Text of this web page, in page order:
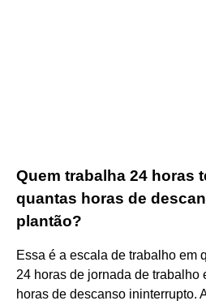
Quem trabalha 24 horas
quantas horas de
plantão?
Essa é a escala de trabalho em
24 horas de jornada de trabalho
horas de descanso ininterrupto.